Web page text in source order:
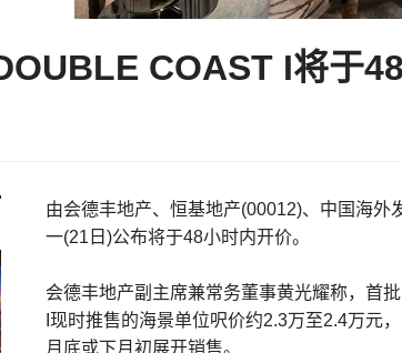
COAST I将于
由会德丰地产、恒基地产(00012)、中国海
一(21日)公布将于48小时内开价。
会德丰地产副主席兼常务董事黄光耀称，首
I现时推售的海景单位呎价约2.3万至2.4万元
月底或下月初展开销售。